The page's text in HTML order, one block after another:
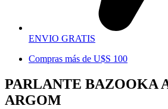
ENVIO GRATIS
Compras más de U$S 100
PARLANTE BAZOOKA
ARGOM